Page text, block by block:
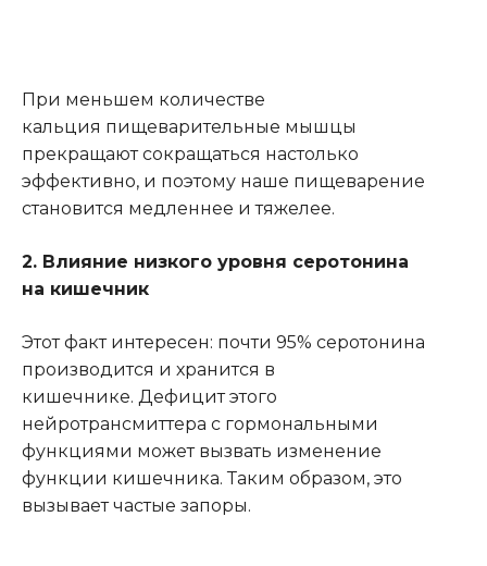
При меньшем количестве
кальция пищеварительные мышцы
прекращают сокращаться настолько
эффективно, и поэтому наше пищеварение
становится медленнее и тяжелее.
2. Влияние низкого уровня серотонина
на кишечник
Этот факт интересен: почти 95% серотонина
производится и хранится в
кишечнике. Дефицит этого
нейротрансмиттера с гормональными
функциями может вызвать изменение
функции кишечника. Таким образом, это
вызывает частые запоры.